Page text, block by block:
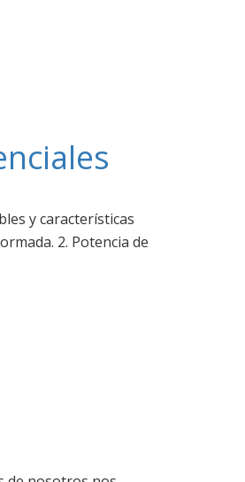
y características
2. Potencia de